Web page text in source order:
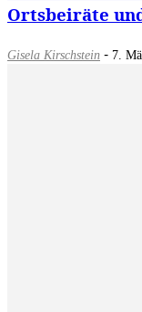
Ortsbeiräte
Gisela Kirschstein - 7.